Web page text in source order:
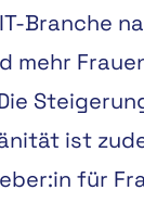
Branche
mehr
ist
für